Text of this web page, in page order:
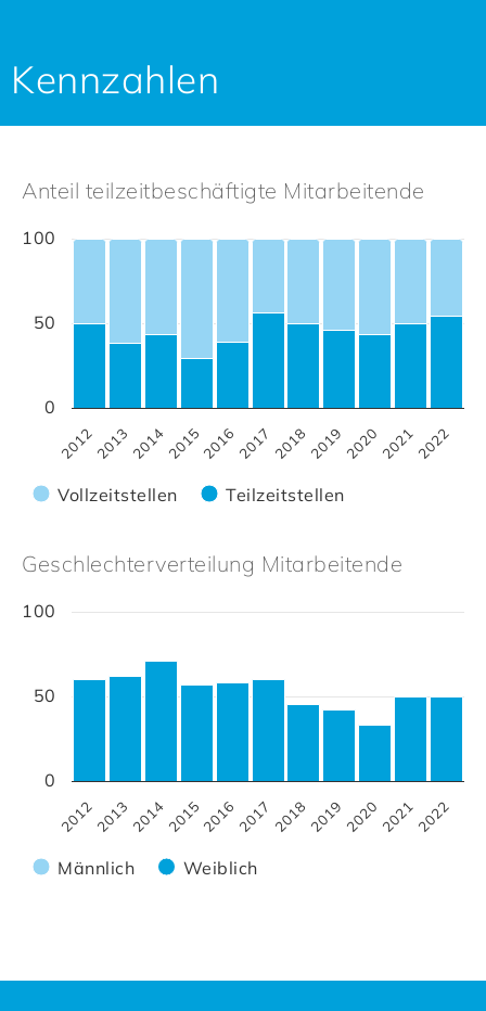
Kennzahlen
Anteil teilzeitbeschäftigte Mitarbeitende
Vollzeitstellen Teilzeitstellen
201220132014201520162017 20182019202020212022
0
50
100
Geschlechterverteilung Mitarbeitende
Männlich Weiblich
201220132014201520162017 20182019202020212022
0
50
100